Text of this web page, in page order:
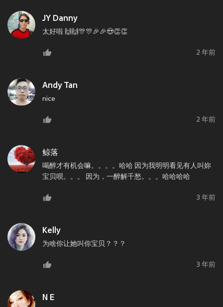
JY Danny
太好啦 🙌🙌🎊🎊🎉🎉😍👏👏
2 年前
Andy Tan
nice
2 年前
鲸落
喝醉才有机会嘛。。。。哈哈 因为我明明看见有人叫妳
宝贝呗。。。 因为，一醉解千愁。。。哈哈哈哈
3 年前
Kelly
为啥你让她叫你宝贝？？？
3 年前
N E